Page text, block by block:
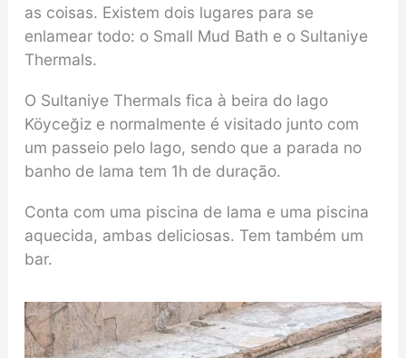
as coisas. Existem dois lugares para se
enlamear todo: o Small Mud Bath e o Sultaniye
Thermals.
O Sultaniye Thermals fica à beira do lago
Köyceğiz e normalmente é visitado junto com
um passeio pelo lago, sendo que a parada no
banho de lama tem 1h de duração.
Conta com uma piscina de lama e uma piscina
aquecida, ambas deliciosas. Tem também um
bar.